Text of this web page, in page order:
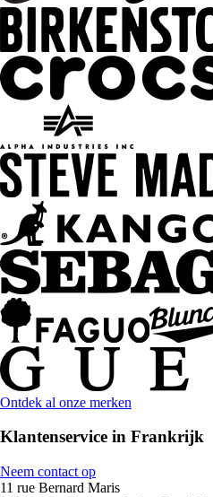
Ontdek al onze merken
Klantenservice in Frankrijk
Neem contact op
11 rue Bernard Maris